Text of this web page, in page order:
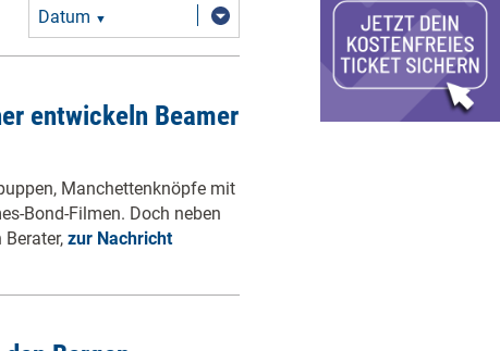
Datum ▼
entwickeln Beamer
Manchettenknöpfe mit
Bond-Filmen. Doch neben
zur Nachricht